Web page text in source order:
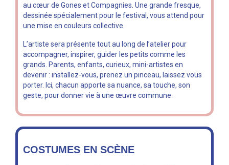
au cœur de Gones et Compagnies. Une grande fresque,
dessinée spécialement pour le festival, vous attend pour
une mise en couleurs collective.
L’artiste sera présente tout au long de l’atelier pour
accompagner, inspirer, guider les petits comme les
grands. Parents, enfants, curieux, mini-artistes en
devenir : installez-vous, prenez un pinceau, laissez vous
porter. Ici, chacun apporte sa nuance, sa touche, son
geste, pour donner vie à une œuvre commune.
COSTUMES EN SCÈNE